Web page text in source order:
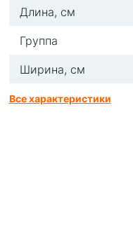
Длина, см
Группа
Ширина, см
Все характеристики